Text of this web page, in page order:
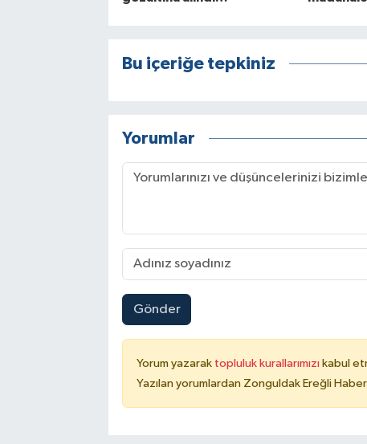
Bu içeriğe tepkiniz
Yorumlar
Gönder
Yorum yazarak topluluk kurallarımızı kabul
Yazılan yorumlardan Zonguldak Ereğli